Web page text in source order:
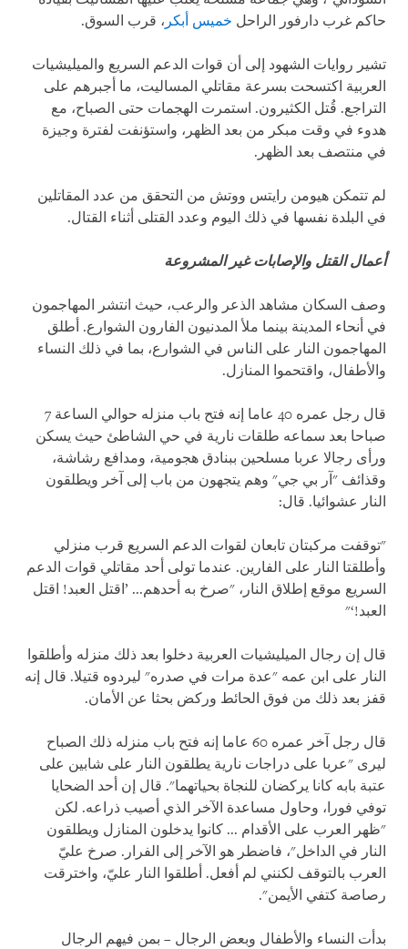
حاكم غرب دارفور الراحل خميس أبكر ، قرب السوق.
تشير روايات الشهود إلى أن قوات الدعم السريع والميليشيات
العربية اكتسحت بسرعة مقاتلي المساليت، ما أجبرهم على
التراجع. قُتل الكثيرون. استمرت الهجمات حتى الصباح، مع
هدوء في وقت مبكر من بعد الظهر، واستؤنفت لفترة وجيزة
في منتصف بعد الظهر.
لم تتمكن هيومن رايتس ووتش من التحقق من عدد المقاتلين
في البلدة نفسها في ذلك اليوم وعدد القتلى أثناء القتال.
أعمال القتل والإصابات غير المشروعة
وصف السكان مشاهد الذعر والرعب، حيث انتشر المهاجمون
في أنحاء المدينة بينما ملأ المدنيون الفارون الشوارع. أطلق
المهاجمون النار على الناس في الشوارع، بما في ذلك النساء
والأطفال، واقتحموا المنازل.
قال رجل عمره 40 عاما إنه فتح باب منزله حوالي الساعة 7
صباحا بعد سماعه طلقات نارية في حي الشاطئ حيث يسكن
ورأى رجالا عربا مسلحين ببنادق هجومية، ومدافع رشاشة،
وقذائف "آر بي جي" وهم يتجهون من باب إلى آخر ويطلقون
النار عشوائيا. قال:
"توقفت مركبتان تابعان لقوات الدعم السريع قرب منزلي
وأطلقتا النار على الفارين. عندما تولى أحد مقاتلي قوات الدعم
السريع موقع إطلاق النار، "صرخ به أحدهم... ’اقتل العبد! اقتل
العبد!‘"
قال إن رجال الميليشيات العربية دخلوا بعد ذلك منزله وأطلقوا
النار على ابن عمه "عدة مرات في صدره" ليردوه قتيلا. قال إنه
قفز بعد ذلك من فوق الحائط وركض بحثا عن الأمان.
قال رجل آخر عمره 60 عاما إنه فتح باب منزله ذلك الصباح
ليرى "عربا على دراجات نارية يطلقون النار على شابين على
عتبة بابه كانا يركضان للنجاة بحياتهما". قال إن أحد الضحايا
توفي فورا، وحاول مساعدة الآخر الذي أصيب ذراعه. لكن
"ظهر العرب على الأقدام ... كانوا يدخلون المنازل ويطلقون
النار في الداخل"، فاضطر هو الآخر إلى الفرار. صرخ عليّ
العرب بالتوقف لكنني لم أفعل. أطلقوا النار عليّ، واخترقت
رصاصة كتفي الأيمن".
بدأت النساء والأطفال وبعض الرجال – بمن فيهم الرجال